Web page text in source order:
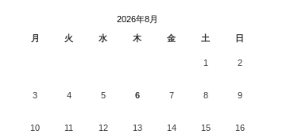
2026年8月
月
火 水 木 金 土 日
1 2
3 4 5 6 7 8 9
10 11 12 13 14 15 16